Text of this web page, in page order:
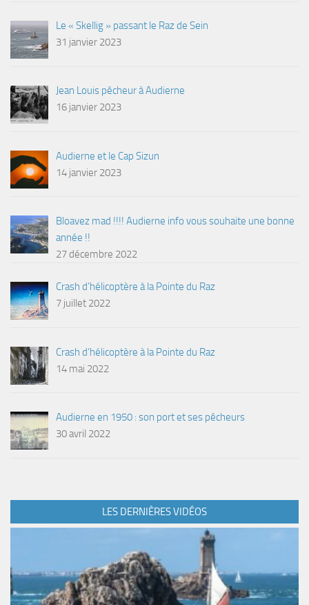
Le « Skellig » passant le Raz de Sein
31 janvier 2023
Jean Louis pêcheur à Audierne
16 janvier 2023
Audierne et le Cap Sizun
14 janvier 2023
Bloavez mad !!!! Audierne info vous souhaite une bonne
année !!
27 décembre 2022
Crash d’hélicoptère à la Pointe du Raz
7 juillet 2022
Crash d’hélicoptère à la Pointe du Raz
14 mai 2022
Audierne en 1950 : son port et ses pêcheurs
30 avril 2022
LES DERNIÈRES VIDÉOS